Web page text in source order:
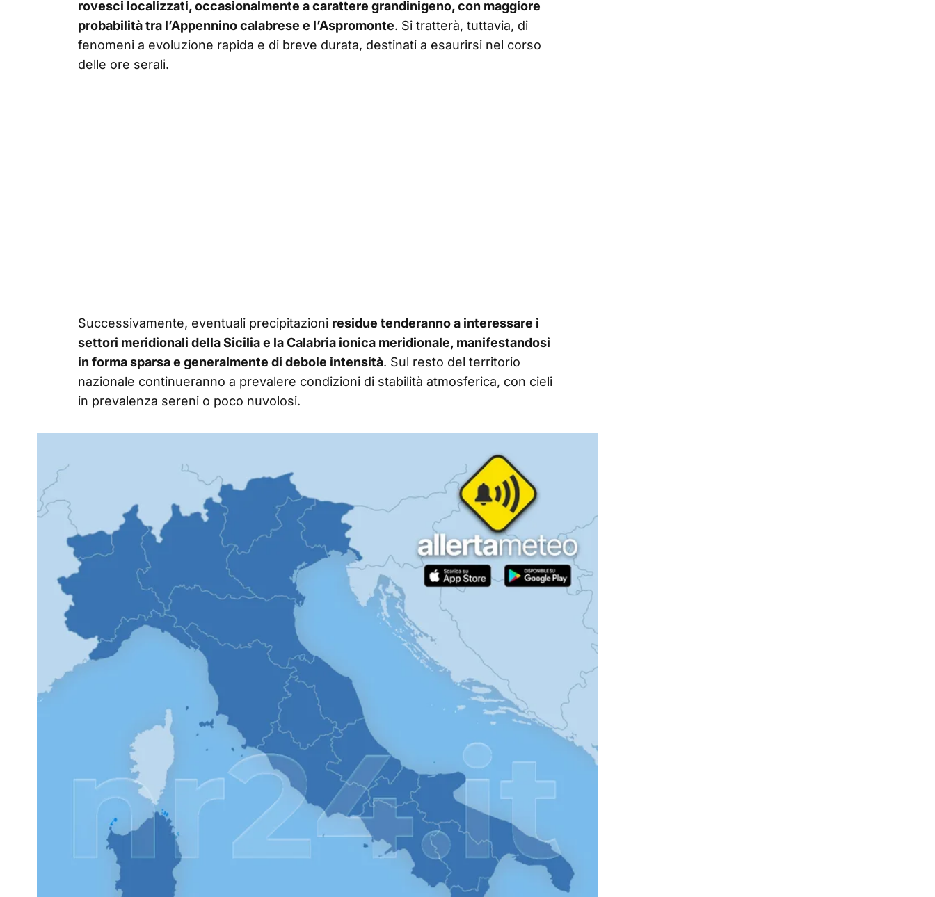
rovesci localizzati, occasionalmente a carattere grandinigeno, con maggiore
probabilità tra l’Appennino calabrese e l’Aspromonte. Si tratterà, tuttavia, di
fenomeni a evoluzione rapida e di breve durata, destinati a esaurirsi nel corso
delle ore serali.
Successivamente, eventuali precipitazioni residue tenderanno a interessare i
settori meridionali della Sicilia e la Calabria ionica meridionale, manifestandosi
in forma sparsa e generalmente di debole intensità. Sul resto del territorio
nazionale continueranno a prevalere condizioni di stabilità atmosferica, con cieli
in prevalenza sereni o poco nuvolosi.